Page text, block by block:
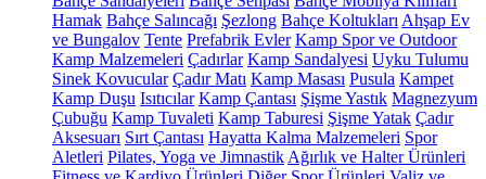
Hamak Bahçe Salıncağı Şezlong Bahçe Koltukları Ahşap Ev
ve Bungalov Tente Prefabrik Evler Kamp Spor ve Outdoor
Kamp Malzemeleri Çadırlar Kamp Sandalyesi Uyku Tulumu
Sinek Kovucular Çadır Matı Kamp Masası Pusula Kampet
Kamp Duşu Isıtıcılar Kamp Çantası Şişme Yastık Magnezyum
Çubuğu Kamp Tuvaleti Kamp Taburesi Şişme Yatak Çadır
Aksesuarı Sırt Çantası Hayatta Kalma Malzemeleri Spor
Aletleri Pilates, Yoga ve Jimnastik Ağırlık ve Halter Ürünleri